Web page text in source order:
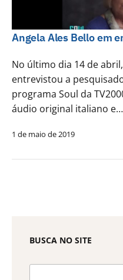
Angela Ales Bello em
No último dia 14 de
entrevistou a
programa Soul da
áudio original italiano e…
1 de maio de 2019
BUSCA NO SITE